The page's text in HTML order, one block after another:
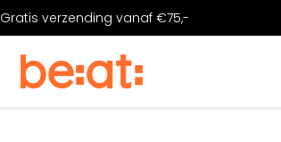
Gratis verzending vanaf €75,-